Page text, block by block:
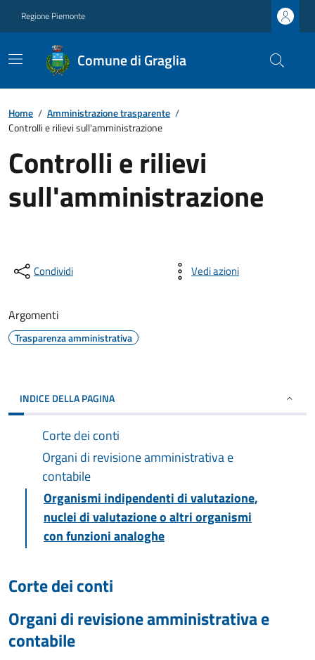
Regione Piemonte
Comune di Graglia
Home / Amministrazione trasparente /
Controlli e rilievi sull'amministrazione
Controlli e rilievi
sull'amministrazione
Condividi Vedi azioni
Argomenti
Trasparenza amministrativa
INDICE DELLA PAGINA
Corte dei conti
Organi di revisione amministrativa e
contabile
Organismi indipendenti di valutazione,
nuclei di valutazione o altri organismi
con funzioni analoghe
Corte dei conti
Organi di revisione amministrativa e
contabile